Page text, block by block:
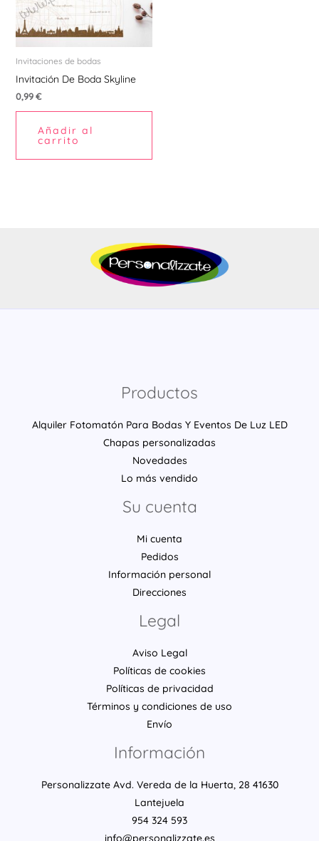
Invitaciones de bodas
Invitación De Boda Skyline
0,99€
Añadir al
carrito
Productos
Alquiler Fotomatón Para Bodas Y Eventos De Luz LED
Chapas personalizadas
Novedades
Lo más vendido
Su cuenta
Mi cuenta
Pedidos
Información personal
Direcciones
Legal
Aviso Legal
Políticas de cookies
Políticas de privacidad
Términos y condiciones de uso
Envío
Información
Personalizzate Avd. Vereda de la Huerta, 28 41630
Lantejuela
954 324 593
info@personalizzate.es